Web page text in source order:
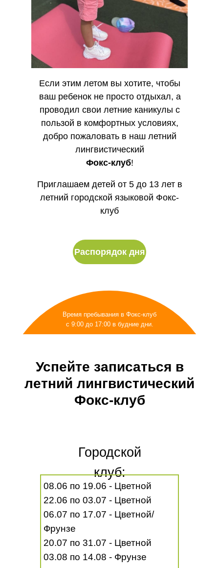
Приглашаем детей от 5 до 13 лет в
летний городской языковой Фокс-
клуб
Время пребывания в Фокс-клуб
с 9:00 до 17:00 в будние дни.
Распорядок дня
Если этим летом вы хотите, чтобы
ваш ребенок не просто отдыхал, а
проводил свои летние каникулы с
пользой в комфортных условиях,
добро пожаловать в наш летний
лингвистический
Фокс-клуб!
Успейте записаться в
летний лингвистический
Фокс-клуб
08.06 по 19.06 - Цветной
22.06 по 03.07 - Цветной
06.07 по 17.07 - Цветной/
Фрунзе
20.07 по 31.07 - Цветной
03.08 по 14.08 - Фрунзе
Городской
клуб: